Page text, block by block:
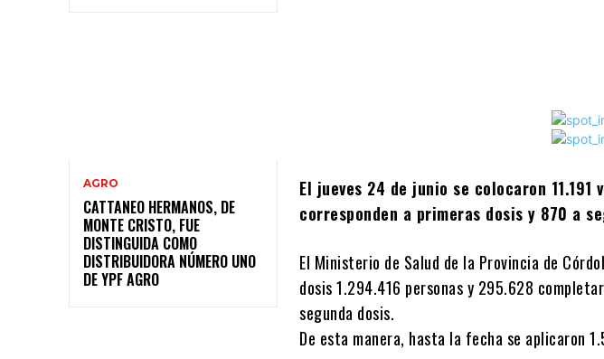
AGRO
CATTANEO HERMANOS, DE
MONTE CRISTO, FUE
DISTINGUIDA COMO
DISTRIBUIDORA NÚMERO UNO
DE YPF AGRO
El jueves 24 de junio se colocaron 11.191
corresponden a primeras dosis y 870 a
El Ministerio de Salud de la Provincia de
dosis 1.294.416 personas y 295.628
segunda dosis.
De esta manera, hasta la fecha se aplicaron